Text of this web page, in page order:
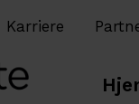
Karriere